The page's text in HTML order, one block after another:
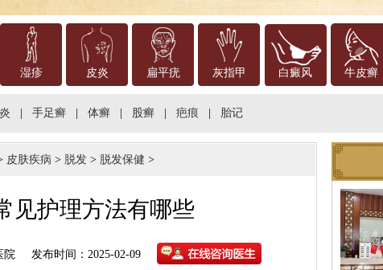
湿疹 皮炎 扁平疣 灰指甲 白癜风 牛皮癣
手足癣 体癣 股癣 疤痕 胎记
皮肤疾病 > 脱发 > 脱发保健 >
见护理方法有哪些
院 发布时间：2025-02-09